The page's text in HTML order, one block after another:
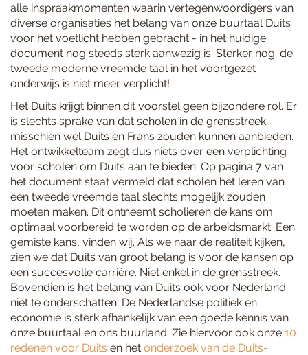
alle inspraakmomenten waarin vertegenwoordigers van
diverse organisaties het belang van onze buurtaal Duits
voor het voetlicht hebben gebracht - in het huidige
document nog steeds sterk aanwezig is. Sterker nog: de
tweede moderne vreemde taal in het voortgezet
onderwijs is niet meer verplicht!
Het Duits krijgt binnen dit voorstel geen bijzondere rol. Er
is slechts sprake van dat scholen in de grensstreek
misschien wel Duits en Frans zouden kunnen aanbieden.
Het ontwikkelteam zegt dus niets over een verplichting
voor scholen om Duits aan te bieden. Op pagina 7 van
het document staat vermeld dat scholen het leren van
een tweede vreemde taal slechts mogelijk zouden
moeten maken. Dit ontneemt scholieren de kans om
optimaal voorbereid te worden op de arbeidsmarkt. Een
gemiste kans, vinden wij. Als we naar de realiteit kijken,
zien we dat Duits van groot belang is voor de kansen op
een succesvolle carrière. Niet enkel in de grensstreek.
Bovendien is het belang van Duits ook voor Nederland
niet te onderschatten. De Nederlandse politiek en
economie is sterk afhankelijk van een goede kennis van
onze buurtaal en ons buurland. Zie hiervoor ook onze 10
redenen voor Duits en het onderzoek van de Duits-